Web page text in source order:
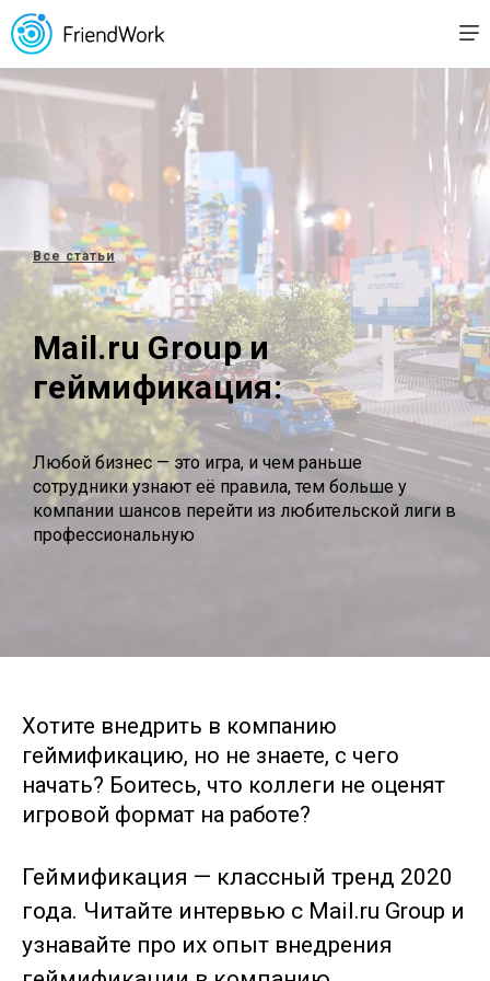
Все статьи
Mail.ru Group и
геймификация:
Любой бизнес — это игра, и чем раньше
сотрудники узнают её правила, тем больше у
компании шансов перейти из любительской лиги в
профессиональную
Хотите внедрить в компанию
геймификацию, но не знаете, с чего
начать? Боитесь, что коллеги не оценят
игровой формат на работе?
Геймификация — классный тренд 2020
года. Читайте интервью с Mail.ru Group и
узнавайте про их опыт внедрения